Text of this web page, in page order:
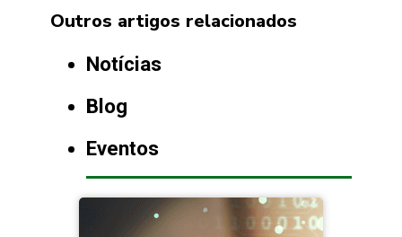
Outros artigos relacionados
Notícias
Blog
Eventos